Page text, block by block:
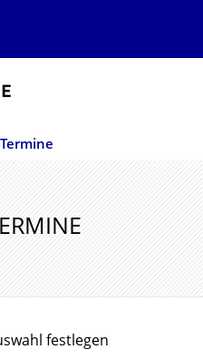
Termine
festlegen